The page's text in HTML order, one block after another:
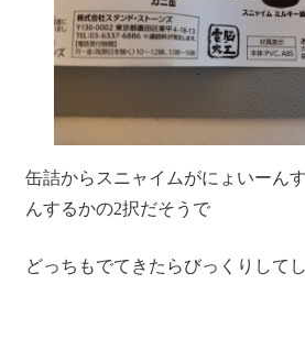
缶詰からスニャイムがにょいーん
んするかの2択だそうで
どっちもでてきたらびっくりして